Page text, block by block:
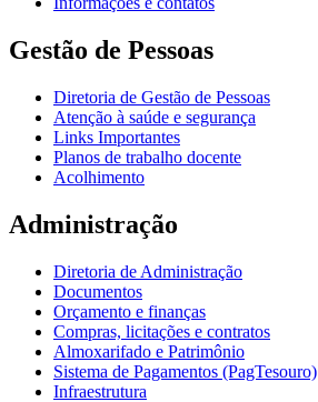
Gestão de Pessoas
Diretoria de Gestão de Pessoas
Atenção à saúde e segurança
Links Importantes
Planos de trabalho docente
Acolhimento
Administração
Diretoria de Administração
Documentos
Orçamento e finanças
Compras, licitações e contratos
Almoxarifado e Patrimônio
Sistema de Pagamentos (PagTesouro)
Infraestrutura